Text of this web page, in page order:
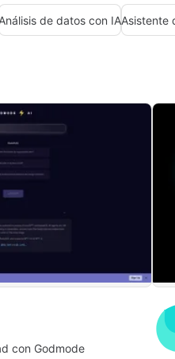
Análisis de datos con IAAsistente
con Godmode